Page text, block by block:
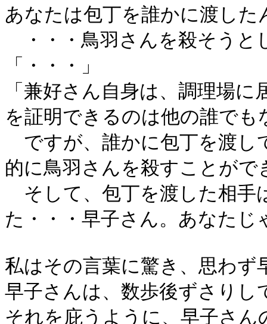
あなたは包丁を誰かに渡した
・・・鳥羽さんを殺そうと
「・・・」
「兼好さん自身は、調理場
を証明できるのは他の誰でも
ですが、誰かに包丁を渡し
的に鳥羽さんを殺すことがで
そして、包丁を渡した相手
た・・・早子さん。あなたじ
私はその言葉に驚き、思わず
早子さんは、数歩後ずさりし
それを庇うように、早子さん